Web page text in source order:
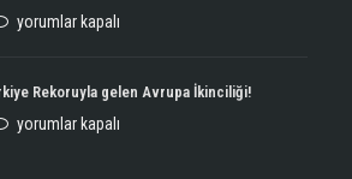
Şampiyonluğun
ENKA
Şampiyonu
Lanlana
yorumlar kapalı
Rekoruyla gelen Avrupa İkinciliği!
Eylül
yorumlar kapalı